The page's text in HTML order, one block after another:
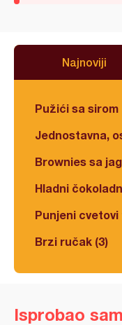
Najnoviji
Pužići sa sirom
Jednostavna,
Brownies sa
Hladni
Punjeni cvetovi
Brzi ručak (3)
Isprobao sam